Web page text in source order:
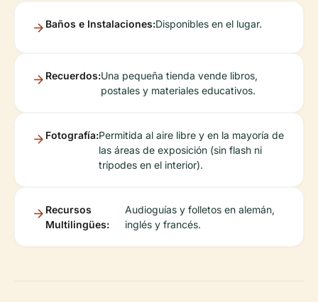
Baños e Instalaciones:Disponibles en el lugar.
Recuerdos:Una pequeña tienda vende libros,
postales y materiales educativos.
Fotografía:Permitida al aire libre y en la mayoría de
las áreas de exposición (sin flash ni
trípodes en el interior).
Recursos
Multilingües:
Audioguías y folletos en alemán,
inglés y francés.